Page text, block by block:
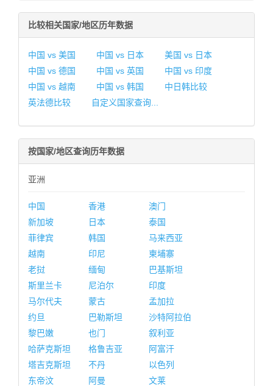
比较相关国家/地区历年数据
中国 vs 美国 中国 vs 日本
美国 vs 日本
中国 vs 德国
中国 vs 英国
中国 vs 印度
中国 vs 越南
中国 vs 韩国
中日韩比较
英法德比较
自定义国家查询...
按国家/地区查询历年数据
亚洲
中国 香港
澳门
新加坡
日本
泰国
菲律宾
韩国
马来西亚
越南
印尼
柬埔寨
老挝
缅甸
巴基斯坦
斯里兰卡
尼泊尔
印度
马尔代夫
蒙古
孟加拉
约旦
巴勒斯坦
沙特阿拉伯
黎巴嫩
也门
叙利亚
哈萨克斯坦
格鲁吉亚
阿富汗
塔吉克斯坦
不丹
以色列
东帝汶
阿曼
文莱